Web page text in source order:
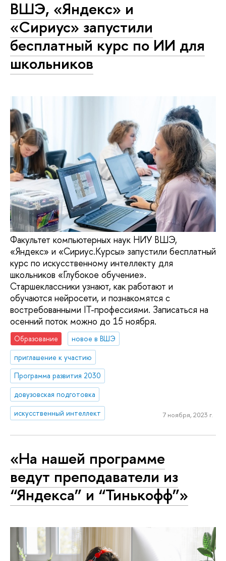
ВШЭ, «Яндекс» и
«Сириус» запустили
бесплатный курс по ИИ для
школьников
Факультет компьютерных наук НИУ ВШЭ,
«Яндекс» и «Сириус.Курсы» запустили бесплатный
курс по искусственному интеллекту для
школьников «Глубокое обучение».
Старшеклассники узнают, как работают и
обучаются нейросети, и познакомятся с
востребованными IT-профессиями. Записаться на
осенний поток можно до 15 ноября.
Образование
новое в ВШЭ
приглашение к участию
Программа развития 2030
довузовская подготовка
искусственный интеллект
7 ноября, 2023 г.
«На нашей программе
ведут преподаватели из
“Яндекса” и “Тинькофф”»